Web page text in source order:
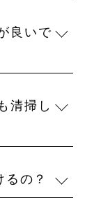
良いで
清掃し
の？